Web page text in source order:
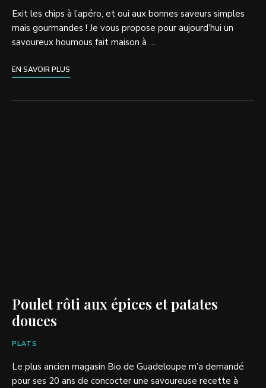
Exit les chips à l’apéro, et oui aux bonnes saveurs simples
mais gourmandes ! Je vous propose pour aujourd’hui un
savoureux houmous fait maison à …
EN SAVOIR PLUS
Poulet rôti aux épices et patates
douces
PLATS
Le plus ancien magasin Bio de Guadeloupe m’a demandé
pour ses 20 ans de concocter une savoureuse recette à